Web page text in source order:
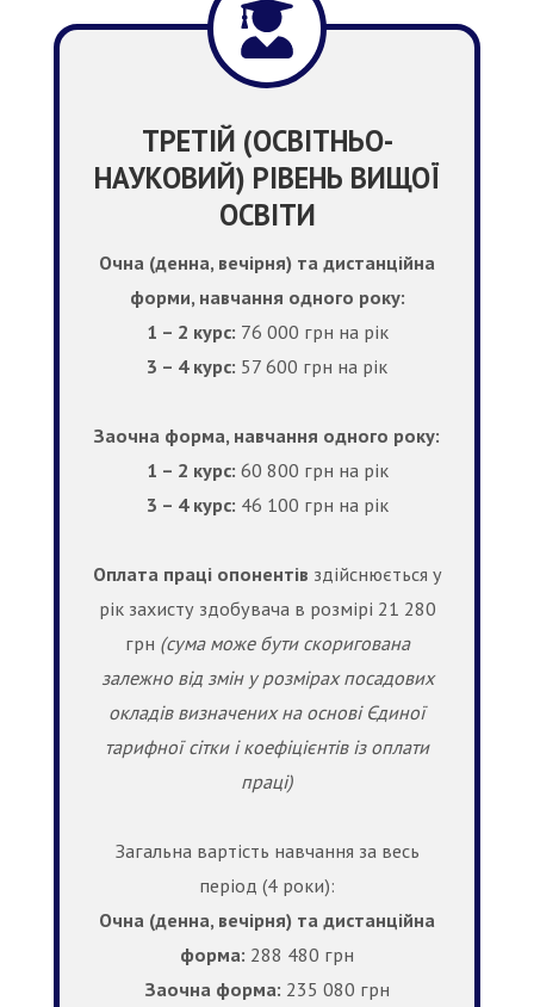
ТРЕТІЙ (ОСВІТНЬО-
НАУКОВИЙ) РІВЕНЬ ВИЩОЇ
ОСВІТИ
Очна (денна, вечірня) та дистанційна
форми, навчання одного року:
1 – 2 курс: 76 000 грн на рік
3 – 4 курс: 57 600 грн на рік
Заочна форма, навчання одного року:
1 – 2 курс: 60 800 грн на рік
3 – 4 курс: 46 100 грн на рік
Оплата праці опонентів здійснюється у
рік захисту здобувача в розмірі 21 280
грн (сума може бути скоригована
залежно від змін у розмірах посадових
окладів визначених на основі Єдиної
тарифної сітки і коефіцієнтів із оплати
праці)
Загальна вартість навчання за весь
період (4 роки):
Очна (денна, вечірня) та дистанційна
форма: 288 480 грн
Заочна форма: 235 080 грн